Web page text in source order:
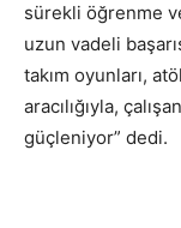
sürekli öğrenme
uzun vadeli
takım oyunları,
aracılığıyla,
güçleniyor” dedi.